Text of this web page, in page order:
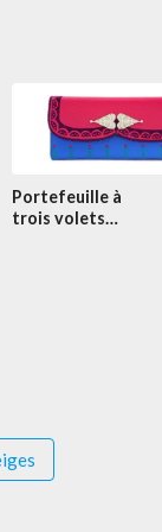
Portefeuille à
trois volets